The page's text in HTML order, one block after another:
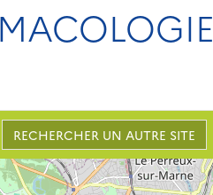
RECHERCHER UN AUTRE SITE